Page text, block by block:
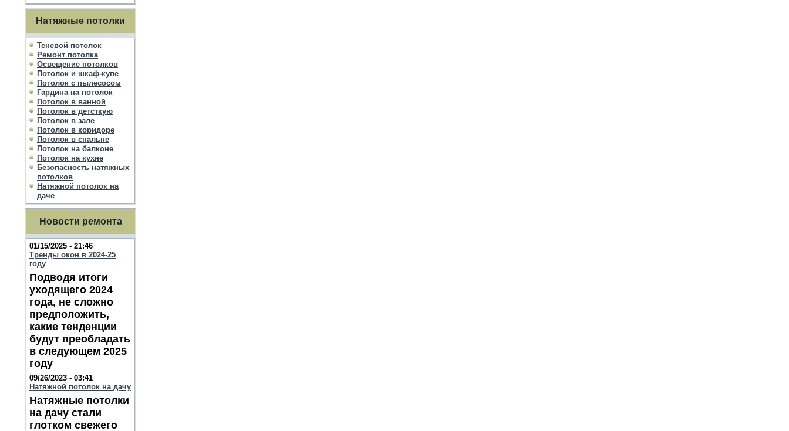
Натяжные потолки
Теневой потолок
Ремонт потолка
Освещение потолков
Потолок и шкаф-купе
Потолок с пылесосом
Гардина на потолок
Потолок в ванной
Потолок в детсткую
Потолок в зале
Потолок в коридоре
Потолок в спальне
Потолок на балконе
Потолок на кухне
Безопасность натяжных
потолков
Натяжной потолок на
даче
Новости ремонта
01/15/2025 - 21:46
Тренды окон в 2024-25
году
Подводя итоги
уходящего 2024
года, не сложно
предположить,
какие тенденции
будут преобладать
в следующем 2025
году
09/26/2023 - 03:41
Натяжной потолок на дачу
Натяжные потолки
на дачу стали
глотком свежего